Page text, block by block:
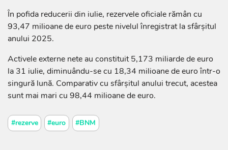
În pofida reducerii din iulie, rezervele oficiale rămân cu
93,47 milioane de euro peste nivelul înregistrat la sfârșitul
anului 2025.
Activele externe nete au constituit 5,173 miliarde de euro
la 31 iulie, diminuându-se cu 18,34 milioane de euro într-o
singură lună. Comparativ cu sfârșitul anului trecut, acestea
sunt mai mari cu 98,44 milioane de euro.
#rezerve #euro #BNM